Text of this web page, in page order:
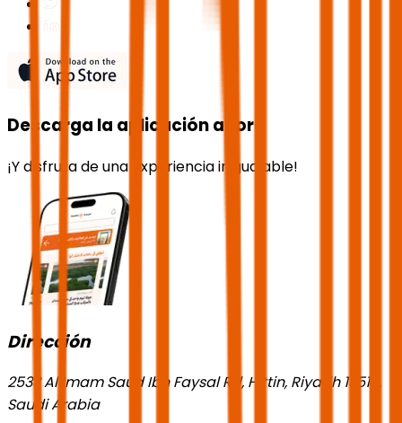
Descarga la aplicación ahora
¡Y disfruta de una experiencia inigualable!
Dirección
2533 Al Imam Saud Ibn Faysal Rd, Hittin, Riyadh 13518,
Saudi Arabia